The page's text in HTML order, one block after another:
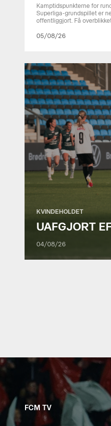
Kamptidspunkterne for
Superliga-grundspillet er
offentliggjort. Få
05/08/26
KVINDEHOLDET
UAFGJORT
04/08/26
FCM TV